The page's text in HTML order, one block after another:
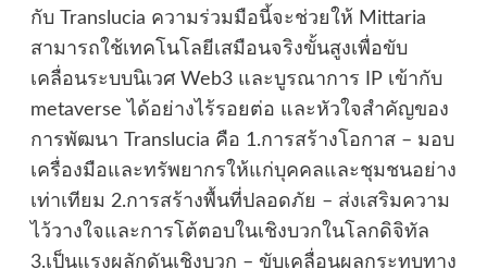
กับ Translucia ความร่วมมือนี้จะช่วยให้ Mittaria
สามารถใช้เทคโนโลยีเสมือนจริงขั้นสูงเพื่อขับ
เคลื่อนระบบนิเวศ Web3 และบูรณาการ IP เข้ากับ
metaverse ได้อย่างไร้รอยต่อ และหัวใจสำคัญของ
การพัฒนา Translucia คือ 1.การสร้างโอกาส – มอบ
เครื่องมือและทรัพยากรให้แก่บุคคลและชุมชนอย่าง
เท่าเทียม 2.การสร้างพื้นที่ปลอดภัย – ส่งเสริมความ
ไว้วางใจและการโต้ตอบในเชิงบวกในโลกดิจิทัล
3.เป็นแรงผลักดันเชิงบวก – ขับเคลื่อนผลกระทบทาง